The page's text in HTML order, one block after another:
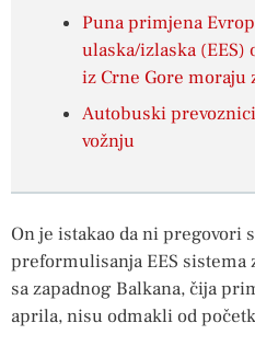
Puna primjena
ulaska/izlaska (EES)
iz Crne Gore moraju
Autobuski
vožnju
On je istakao da ni pregovori
preformulisanja EES sistema
sa zapadnog Balkana, čija
aprila, nisu odmakli od